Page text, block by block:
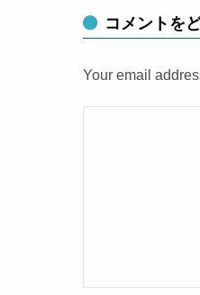
コメントを
Your email